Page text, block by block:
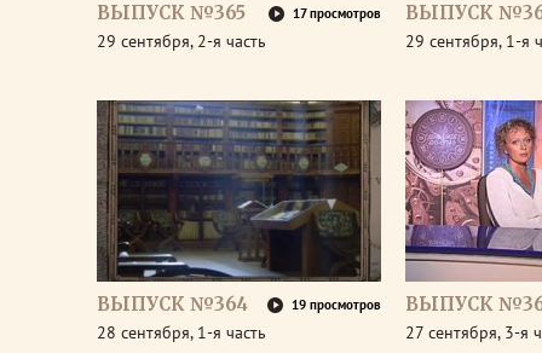
ВЫПУСК №365 17 просмотров
29 сентября, 2-я часть
ВЫПУСК
29 сентября, 1-я
ВЫПУСК №364 19 просмотров
28 сентября, 1-я часть
ВЫПУСК
27 сентября, 3-я